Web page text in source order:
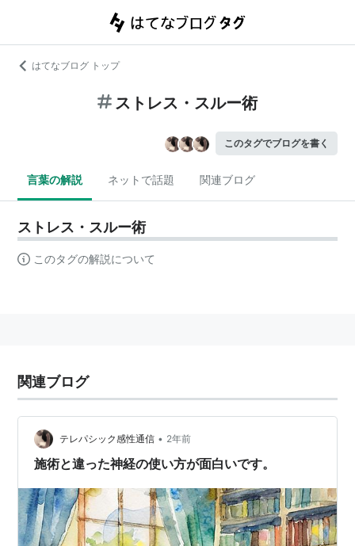
はてなブログ トップ
ストレス・スルー術
このタグでブログを書く
言葉の解説 ネットで話題 関連ブログ
ストレス・スルー術
このタグの解説について
関連ブログ
テレパシック感性通信 • 2年前
施術と違った神経の使い方が面白いです。